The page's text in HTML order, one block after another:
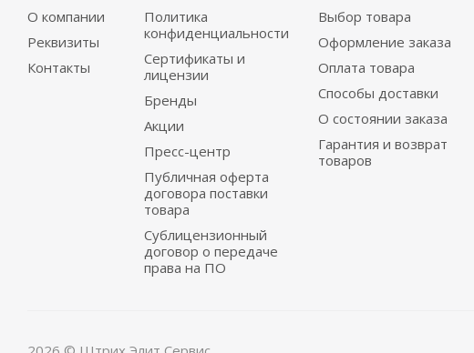
О компании
Реквизиты
Контакты
Политика
конфиденциальности
Сертификаты и
лицензии
Бренды
Акции
Пресс-центр
Публичная оферта
договора поставки
товара
Сублицензионный
договор о передаче
права на ПО
Выбор товара
Оформление заказа
Оплата товара
Способы доставки
О состоянии заказа
Гарантия и возврат
товаров